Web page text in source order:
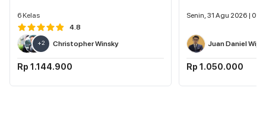
6 Kelas
4.8
+2 Christopher Winsky
Rp 1.144.900
Senin, 31 Agu 2026 |
Juan Daniel
Rp 1.050.000